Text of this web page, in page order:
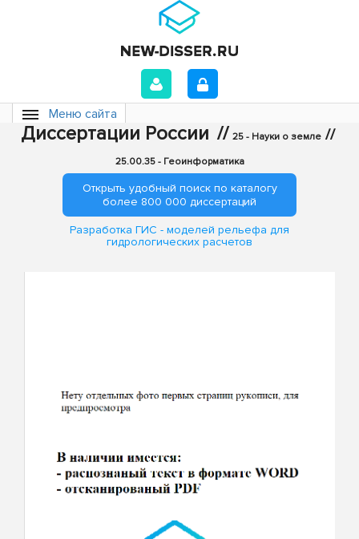
Меню сайта
Диссертации России // 25 - Науки о земле //
25.00.35 - Геоинформатика
Открыть удобный поиск по каталогу
более 800 000 диссертаций
Разработка ГИС - моделей рельефа для
гидрологических расчетов